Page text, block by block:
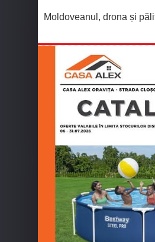
Moldoveanul, drona și